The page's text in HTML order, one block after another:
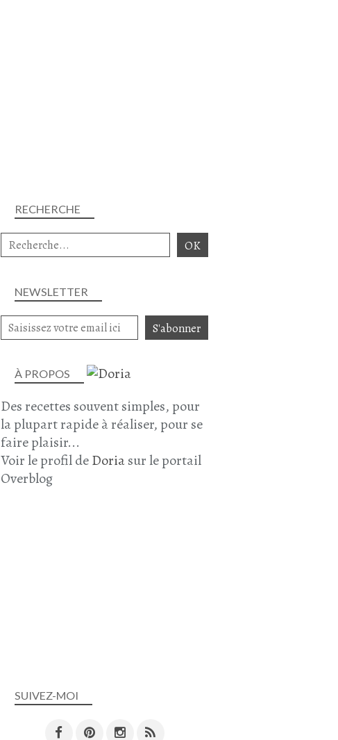
NEWSLETTER
SUIVEZ-MOI
RECHERCHE
À PROPOS
Des recettes souvent simples, pour
la plupart rapide à réaliser, pour se
faire plaisir...
Voir le profil deDoriasur le portail
Overblog